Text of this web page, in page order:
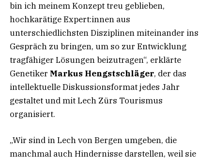
bin ich meinem Konzept treu geblieben,
hochkarätige Expert:innen aus
unterschiedlichsten Disziplinen miteinander ins
Gespräch zu bringen, um so zur Entwicklung
tragfähiger Lösungen beizutragen“, erklärte
Genetiker Markus Hengstschläger, der das
intellektuelle Diskussionsformat jedes Jahr
gestaltet und mit Lech Zürs Tourismus
organisiert.
„Wir sind in Lech von Bergen umgeben, die
manchmal auch Hindernisse darstellen, weil sie